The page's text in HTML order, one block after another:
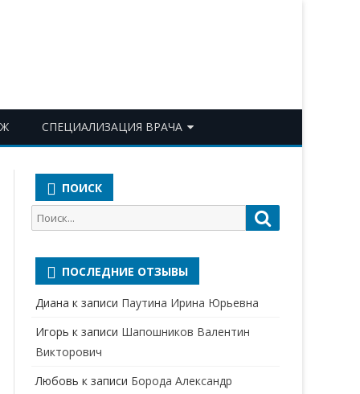
СПЕЦИАЛИЗАЦИЯ ВРАЧА
АЛЛЕРГОЛОГ-ИММУНОЛОГ
АНЕСТЕЗИОЛОГ-
БАКТЕРИОЛОГ
ВЕРТЕБРОЛОГ
ГАСТРОЭНТЕРОЛОГ
ПОИСК
Поиск
для:
ПОСЛЕДНИЕ ОТЗЫВЫ
Диана к записи Паутина Ирина Юрьевна
Игорь к записи Шапошников Валентин
Викторович
Любовь к записи Борода Александр